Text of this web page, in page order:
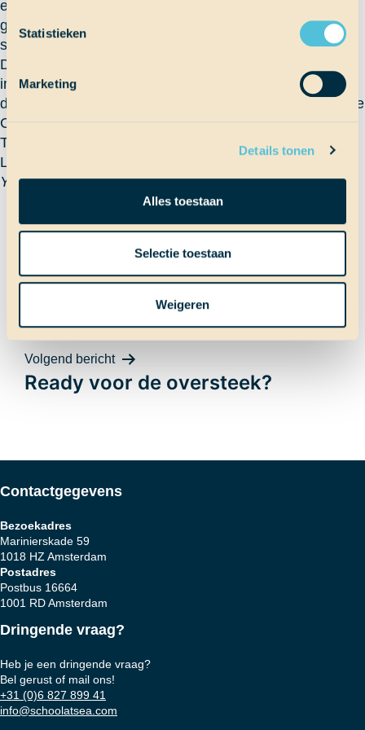
Statistieken
Marketing
Details tonen
Alles toestaan
Selectie toestaan
Weigeren
eilanden. We hebben hier echt super leuke cadeautjes
gekocht en meteen al een idee bedacht voor de
surprise die we erbij gaan maken.
De dag eindigde met vrije tijd, bellen met thuis, snacks
inkopen voor de grote oversteek en met een deel van
de groep met heerlijke Spaanse paella eten. Op naar de
Cariben!
Tot snel!
Liefs
Yinthe
Terug naar Scheepslog
Bericht
navigatie
Barbecue op de Regina Maris
Volgend bericht
Ready voor de oversteek?
Contactgegevens
Bezoekadres
Marinierskade 59
1018 HZ Amsterdam
Postadres
Postbus 16664
1001 RD Amsterdam
Dringende vraag?
Heb je een dringende vraag?
Bel gerust of mail ons!
+31 (0)6 827 899 41
info@schoolatsea.com